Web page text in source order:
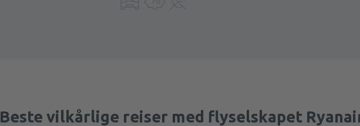
Beste vilkårlige reiser med flyselskapet